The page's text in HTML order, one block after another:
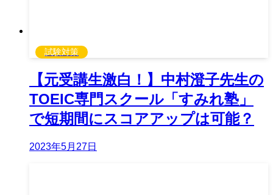
試験対策
【元受講生激白！】中村澄子先生の
TOEIC専門スクール「すみれ塾」
で短期間にスコアアップは可能？
2023年5月27日